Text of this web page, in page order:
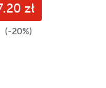
zł
(-20%)